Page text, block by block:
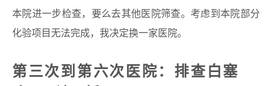
本院进一步检查，要么去其他医院筛查。考虑到本院部分
化验项目无法完成，我决定换一家医院。
第三次到第六次医院：排查白塞